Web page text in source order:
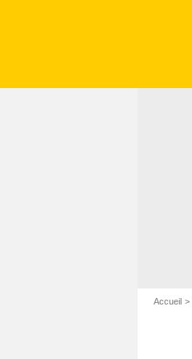
Accueil